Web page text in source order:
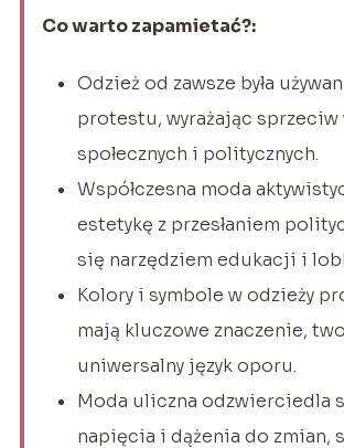
Co warto zapamietać?:
Odzież od zawsze była
protestu, wyrażając
społecznych i politycznych.
Współczesna moda
estetykę z przesłaniem
się narzędziem edukacji i
Kolory i symbole w odzieży
mają kluczowe znaczenie,
uniwersalny język oporu.
Moda uliczna odzwierciedla
napięcia i dążenia do zmian,